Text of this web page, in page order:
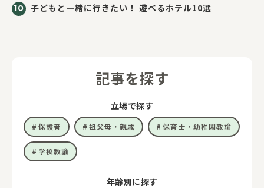
子どもと一緒に行きたい！ 遊べるホテル10選
記事を探す
立場で探す
保護者 祖父母・親戚 保育士・幼稚園教諭
学校教諭
年齢別に探す